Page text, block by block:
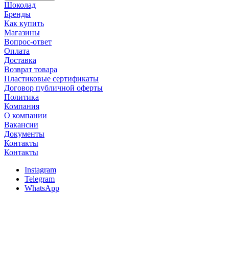
Шоколад
Бренды
Как купить
Магазины
Вопрос-ответ
Оплата
Доставка
Возврат товара
Пластиковые сертификаты
Договор публичной оферты
Политика
Компания
О компании
Вакансии
Документы
Контакты
Контакты
Instagram
Telegram
WhatsApp